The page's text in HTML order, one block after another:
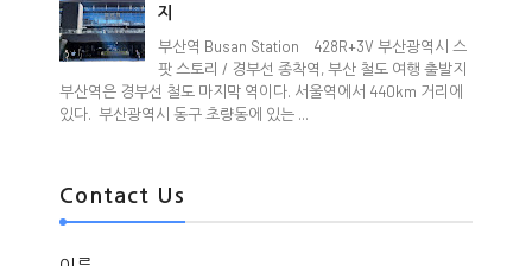
지
부산역 Busan Station 428R+3V 부산광역시 스
팟 스토리 / 경부선 종착역, 부산 철도 여행 출발지
부산역은 경부선 철도 마지막 역이다. 서울역에서 440km 거리에
있다. 부산광역시 동구 초량동에 있는 ...
Contact Us